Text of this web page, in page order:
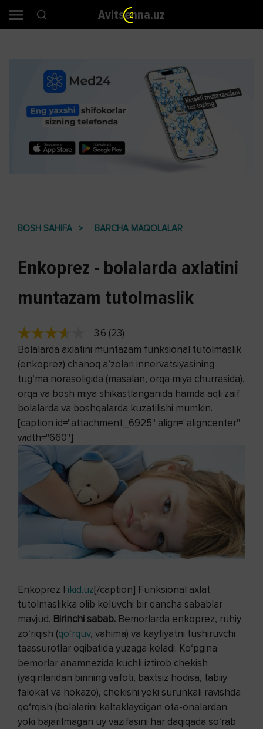
Avitsenna.uz
BOSH SAHIFA BARCHA MAQOLALAR
Enkoprez - bolalarda axlatini
muntazam tutolmaslik
3.6 (23)
Bolalarda axlatini muntazam funksional tutolmaslik
(enkoprez) chanoq a’zolari innervatsiyasining
tug‘ma norasoligida (masalan, orqa miya churrasida),
orqa va bosh miya shikastlanganida hamda aqli zaif
bolalarda va boshqalarda kuzatilishi mumkin.
[caption id="attachment_6925" align="aligncenter"
width="660"]
Enkoprez | ikid.uz[/caption] Funksional axlat
tutolmaslikka olib keluvchi bir qancha sabablar
mavjud. Birinchi sabab. Bemorlarda enkoprez, ruhiy
zo‘riqish (qo‘rquv, vahima) va kayfiyatni tushiruvchi
taassurotlar oqibatida yuzaga keladi. Ko‘pgina
bemorlar anamnezida kuchli iztirob chekish
(yaqinlaridan birining vafoti, baxtsiz hodisa, tabiiy
falokat va hokazo), chekishi yoki surunkali ravishda
qo‘rqish (bolalarini kaltaklaydigan ota-onalardan
yoki bajarilmagan uy vazifasini har daqiqada so‘rab
1